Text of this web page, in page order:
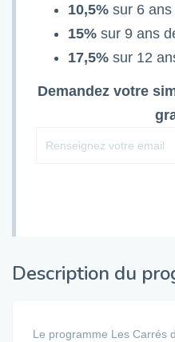
10,5% sur 6
15% sur 9 ans
17,5% sur 12
Demandez votre
Description du
Le programme Les Carrés